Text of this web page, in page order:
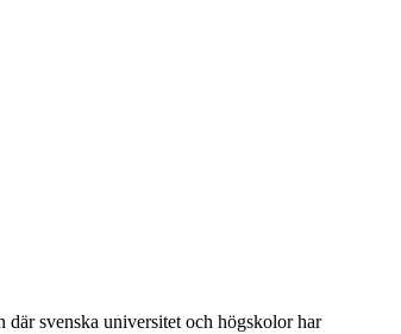
där svenska universitet och högskolor har